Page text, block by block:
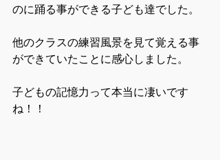
のに踊る事ができる子ども達でした。
他のクラスの練習風景を見て覚える事
ができていたことに感心しました。
子どもの記憶力って本当に凄いです
ね！！